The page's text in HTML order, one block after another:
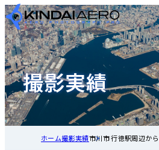
撮影実績
ホーム撮影実績市川市 行徳駅周辺か
2026-01-06